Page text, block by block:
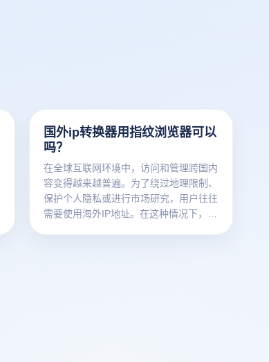
国外ip转换器用指纹浏览器可以
吗？
在全球互联网环境中，访问和管理跨国内
容变得越来越普遍。为了绕过地理限制、
保护个人隐私或进行市场研究，用户往往
需要使用海外IP地址。在这种情况下，IP